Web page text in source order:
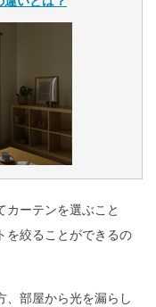
カーテンを選ぶこと
を絞ることができるの
、部屋から光を漏らし